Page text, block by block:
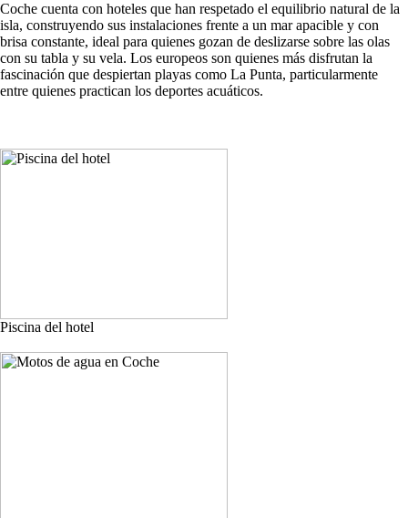
Coche cuenta con hoteles que han respetado el equilibrio natural de la
isla, construyendo sus instalaciones frente a un mar apacible y con
brisa constante, ideal para quienes gozan de deslizarse sobre las olas
con su tabla y su vela. Los europeos son quienes más disfrutan la
fascinación que despiertan playas como La Punta, particularmente
entre quienes practican los deportes acuáticos.
Piscina del hotel